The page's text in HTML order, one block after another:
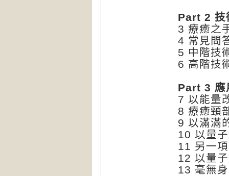
Part 2 技
3 療癒之
4 常見問
5 中階技
6 高階技
Part 3 應
7 以能量
8 療癒頸
9 以滿滿
10 以量
11 另一
12 以量
13 毫無